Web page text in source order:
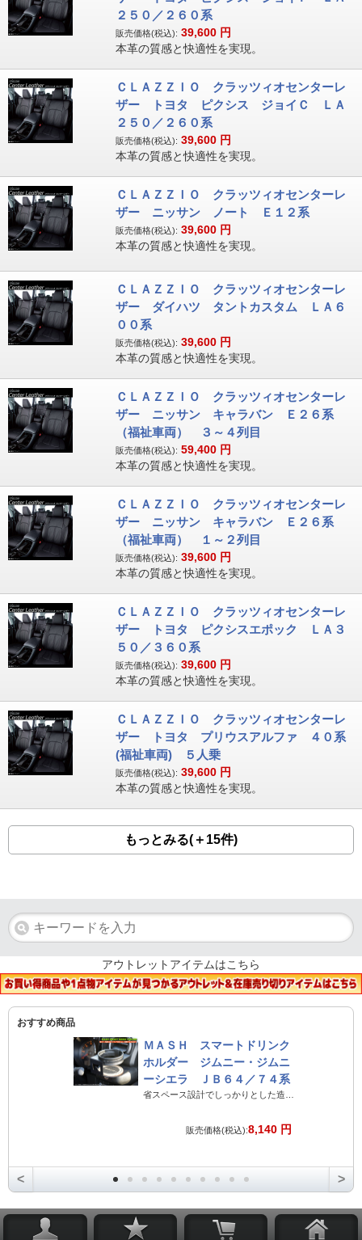
２５０／２６０系
販売価格(税込): 39,600 円
本革の質感と快適性を実現。
ＣＬＡＺＺＩＯ クラッツィオセンターレ
ザー トヨタ ピクシス ジョイＣ ＬＡ
２５０／２６０系
販売価格(税込): 39,600 円
本革の質感と快適性を実現。
ＣＬＡＺＺＩＯ クラッツィオセンターレ
ザー ニッサン ノート Ｅ１２系
販売価格(税込): 39,600 円
本革の質感と快適性を実現。
ＣＬＡＺＺＩＯ クラッツィオセンターレ
ザー ダイハツ タントカスタム ＬＡ６
００系
販売価格(税込): 39,600 円
本革の質感と快適性を実現。
ＣＬＡＺＺＩＯ クラッツィオセンターレ
ザー ニッサン キャラバン Ｅ２６系
（福祉車両） ３～４列目
販売価格(税込): 59,400 円
本革の質感と快適性を実現。
ＣＬＡＺＺＩＯ クラッツィオセンターレ
ザー ニッサン キャラバン Ｅ２６系
（福祉車両） １～２列目
販売価格(税込): 39,600 円
本革の質感と快適性を実現。
ＣＬＡＺＺＩＯ クラッツィオセンターレ
ザー トヨタ ピクシスエポック ＬＡ３
５０／３６０系
販売価格(税込): 39,600 円
本革の質感と快適性を実現。
ＣＬＡＺＺＩＯ クラッツィオセンターレ
ザー トヨタ プリウスアルファ ４０系
(福祉車両) ５人乗
販売価格(税込): 39,600 円
本革の質感と快適性を実現。
もっとみる(＋15件)
アウトレットアイテムはこちら
おすすめ商品
ＭＡＳＨ スマートドリンク
ホルダー ジムニー・ジムニ
ーシエラ ＪＢ６４／７４系
販売価格(税込):8,140 円
< >